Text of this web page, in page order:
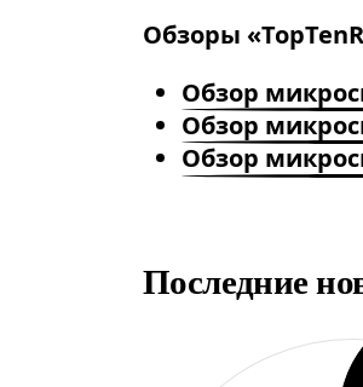
Обзоры
Обзор
Обзор
Обзор
Последние